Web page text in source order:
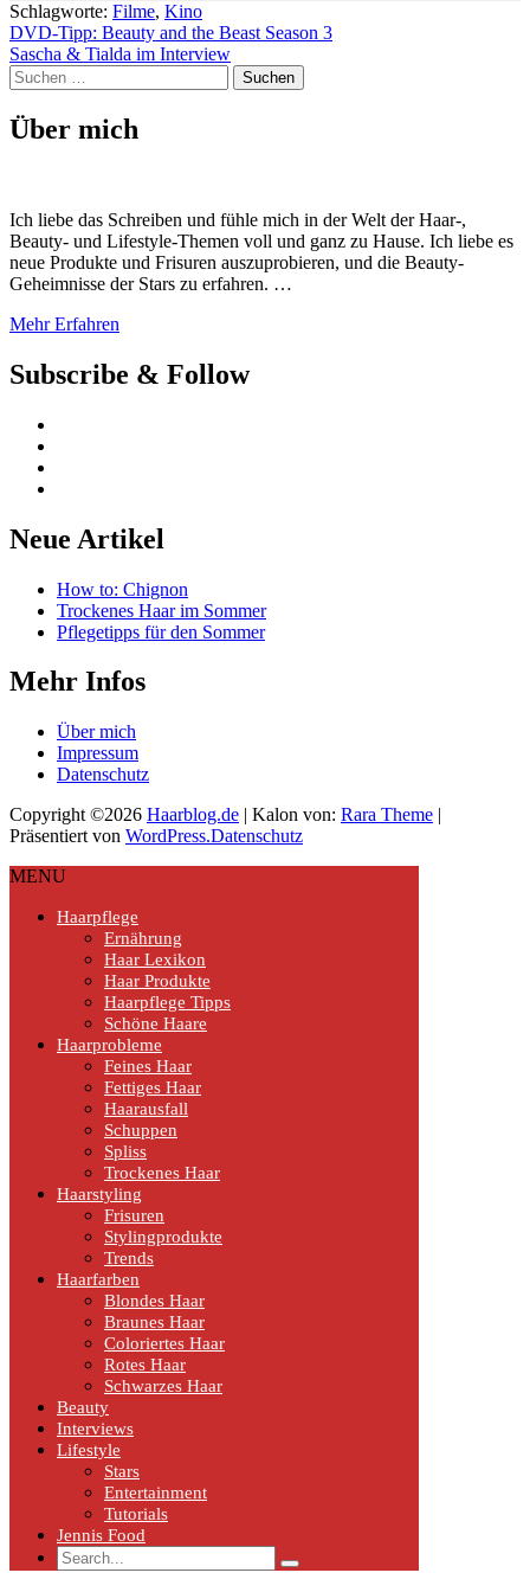
Schlagworte: Filme, Kino
Beitragsnavigation
DVD-Tipp: Beauty and the Beast Season 3
Sascha & Tialda im Interview
Suchen
nach:
Über mich
Ich liebe das Schreiben und fühle mich in der Welt der Haar-,
Beauty- und Lifestyle-Themen voll und ganz zu Hause. Ich liebe es
neue Produkte und Frisuren auszuprobieren, und die Beauty-
Geheimnisse der Stars zu erfahren. …
Mehr Erfahren
Subscribe & Follow
Neue Artikel
How to: Chignon
Trockenes Haar im Sommer
Pflegetipps für den Sommer
Mehr Infos
Über mich
Impressum
Datenschutz
Copyright ©2026 Haarblog.de | Kalon von: Rara Theme |
Präsentiert von WordPress.Datenschutz
MENU
Haarpflege
Ernährung
Haar Lexikon
Haar Produkte
Haarpflege Tipps
Schöne Haare
Haarprobleme
Feines Haar
Fettiges Haar
Haarausfall
Schuppen
Spliss
Trockenes Haar
Haarstyling
Frisuren
Stylingprodukte
Trends
Haarfarben
Blondes Haar
Braunes Haar
Coloriertes Haar
Rotes Haar
Schwarzes Haar
Beauty
Interviews
Lifestyle
Stars
Entertainment
Tutorials
Jennis Food